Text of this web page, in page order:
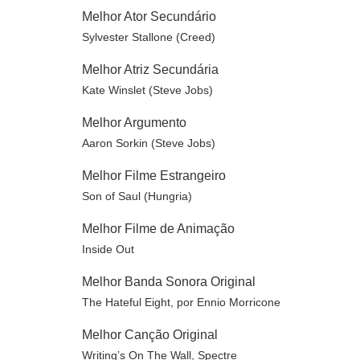
Melhor Ator Secundário
Sylvester Stallone (Creed)
Melhor Atriz Secundária
Kate Winslet (Steve Jobs)
Melhor Argumento
Aaron Sorkin (Steve Jobs)
Melhor Filme Estrangeiro
Son of Saul (Hungria)
Melhor Filme de Animação
Inside Out
Melhor Banda Sonora Original
The Hateful Eight, por Ennio Morricone
Melhor Canção Original
Writing’s On The Wall, Spectre